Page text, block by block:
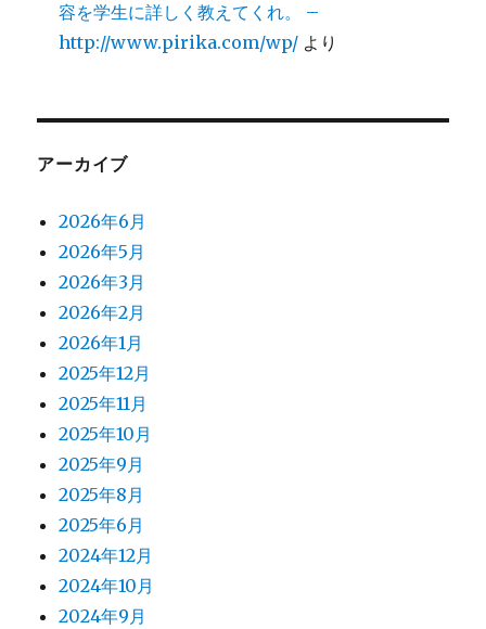
容を学生に詳しく教えてくれ。 –
http://www.pirika.com/wp/ より
アーカイブ
2026年6月
2026年5月
2026年3月
2026年2月
2026年1月
2025年12月
2025年11月
2025年10月
2025年9月
2025年8月
2025年6月
2024年12月
2024年10月
2024年9月